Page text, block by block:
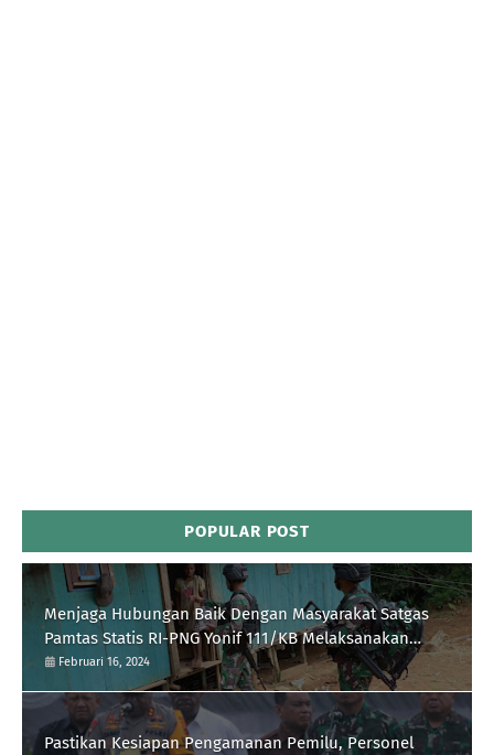
POPULAR POST
Menjaga Hubungan Baik Dengan Masyarakat Satgas
Pamtas Statis RI-PNG Yonif 111/KB Melaksanakan
Silaturrahmi
Februari 16, 2024
Pastikan Kesiapan Pengamanan Pemilu, Personel